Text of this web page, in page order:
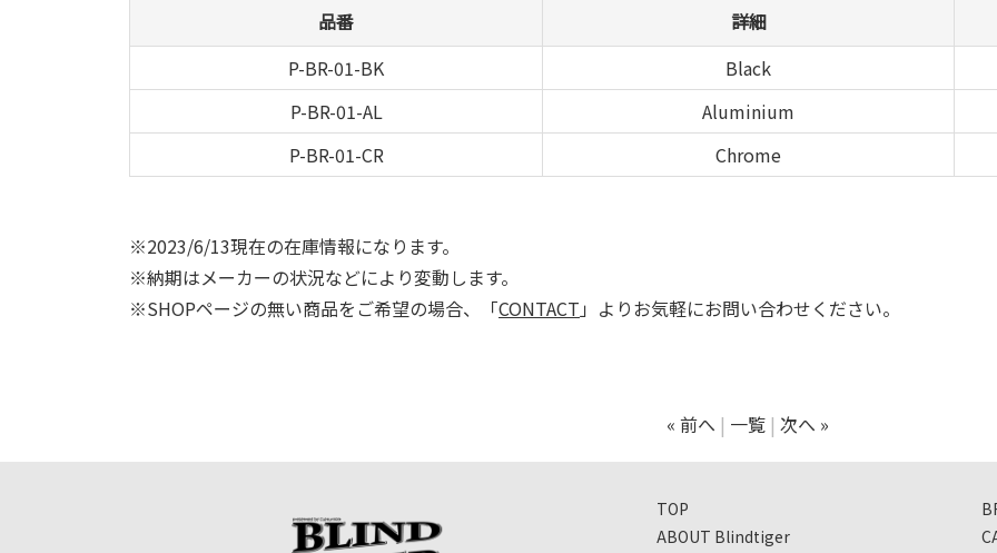
品番
詳細
P-BR-01-BK
Black
P-BR-01-AL
Aluminium
P-BR-01-CR
Chrome
※2023/6/13現在の在庫情報になります。
※納期はメーカーの状況などにより変動します。
※SHOPページの無い商品をご希望の場合、「CONTACT 」よりお気軽にお問い合わせください。
« 前へ 一覧 次へ »
TOP
ABOUT Blindtiger